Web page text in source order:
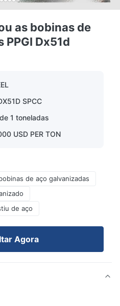
as bobinas de
Dx51d
SPCC
de 1 toneladas
USD PER TON
de aço galvanizadas
de aço
Agora